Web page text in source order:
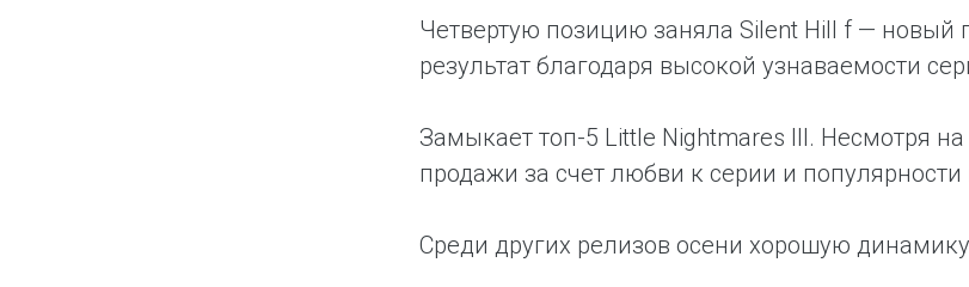
Четвертую позицию заняла Silent Hill f —
результат благодаря высокой узнаваемости
Замыкает топ-5 Little Nightmares III. Несмотря
продажи за счет любви к серии и
Среди других релизов осени хорошую